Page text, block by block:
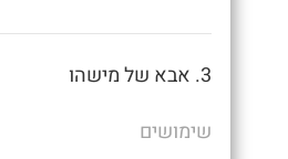
3. אבא של מישהו
שימושים